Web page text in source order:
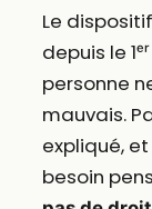
Le dispositif
depuis le
personne
mauvais.
expliqué,
besoin